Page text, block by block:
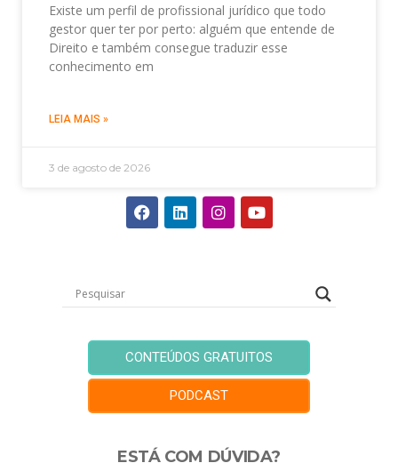
Existe um perfil de profissional jurídico que todo
gestor quer ter por perto: alguém que entende de
Direito e também consegue traduzir esse
conhecimento em
LEIA MAIS »
3 de agosto de 2026
CONTEÚDOS GRATUITOS
PODCAST
ESTÁ COM DÚVIDA?